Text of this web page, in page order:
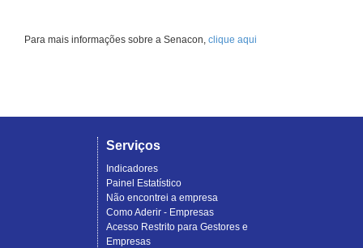
Para mais informações sobre a Senacon, clique aqui
Serviços
Indicadores
Painel Estatístico
Não encontrei a empresa
Como Aderir - Empresas
Acesso Restrito para Gestores e
Empresas